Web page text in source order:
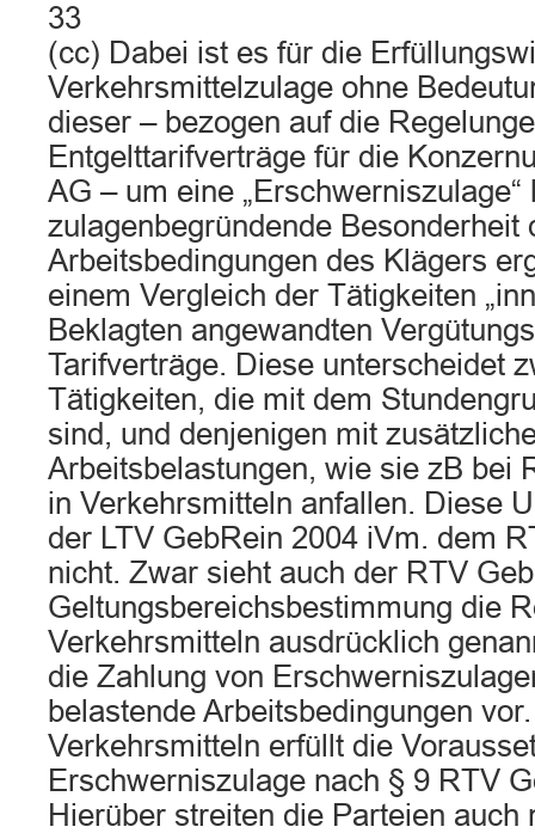
33
(cc) Dabei ist es für die
Verkehrsmittelzulage ohne
dieser – bezogen auf die
Entgelttarifverträge für die
AG – um eine „Erschwerniszulage“
zulagenbegründende Besonderheit
Arbeitsbedingungen des Klägers
einem Vergleich der Tätigkeiten
Beklagten angewandten
Tarifverträge. Diese unterscheidet
Tätigkeiten, die mit dem
sind, und denjenigen mit
Arbeitsbelastungen, wie sie zB bei
in Verkehrsmitteln anfallen. Diese
der LTV GebRein 2004 iVm. dem
nicht. Zwar sieht auch der RTV
Geltungsbereichsbestimmung die
Verkehrsmitteln ausdrücklich
die Zahlung von
belastende Arbeitsbedingungen
Verkehrsmitteln erfüllt die
Erschwerniszulage nach § 9 RTV
Hierüber streiten die Parteien auch